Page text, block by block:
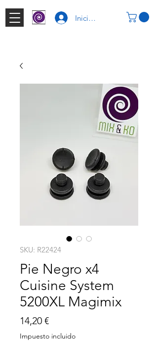
Iniciar Sesión
SKU: R22424
Pie Negro x4
Cuisine System
5200XL Magimix
14,20 €Precio
Impuesto incluido